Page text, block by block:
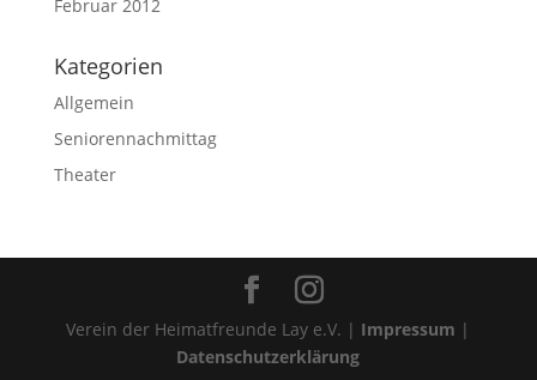
Februar 2012
Kategorien
Allgemein
Seniorennachmittag
Theater
Verein der Heimatfreunde Lay e.V. | Impressum |
Datenschutzerklärung